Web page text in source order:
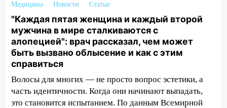
полицейские проведут акцию «Час
пассажира»
13:20
В Ульяновске за один день
обокрали женщину на пляже и
подростка в сквере
13:01 В Димитровграде мужчина
выбросил из машины страйкбольную
гранату: его задержали
Медицина Новости Статьи
"Каждая пятая женщина и каждый второй
мужчина в мире сталкиваются с
алопецией": врач рассказал, чем может
быть вызвано облысение и как с этим
справиться
Волосы для многих — не просто вопрос эстетики, а
часть идентичности. Когда они начинают выпадать,
это становится испытанием. По данным Всемирной